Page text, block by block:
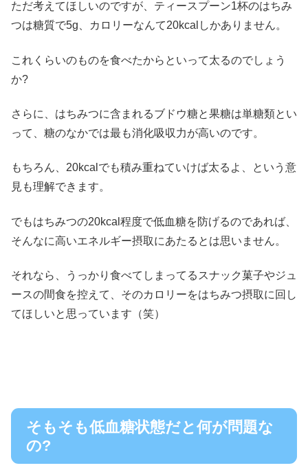
ただ考えてほしいのですが、ティースプーン1杯のはちみ
つは糖質で5g 、カロリーなんて20kcal しかありません。
これくらいのものを食べたからといって太るのでしょう
か?
さらに、はちみつに含まれるブドウ糖と果糖は単糖類とい
って、糖のなかでは最も消化吸収力が高いのです。
もちろん、 20kcal でも積み重ねていけば太るよ、という意
見も理解できます。
でもはちみつの20kcal 程度で低血糖を防げるのであれば、
そんなに高いエネルギー摂取にあたるとは思いません。
それなら、うっかり食べてしまってるスナック菓子やジュ
ースの間食を控えて、そのカロリーをはちみつ摂取に回し
てほしいと思っています（笑）
そもそも低血糖状態だと何が問題な
の?